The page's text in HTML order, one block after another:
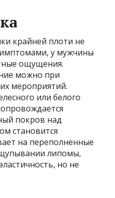
крайней плоти не
у мужчины
ощущения.
можно при
мероприятий.
или белого
покров над
становится
на переполненные
липомы,
но не